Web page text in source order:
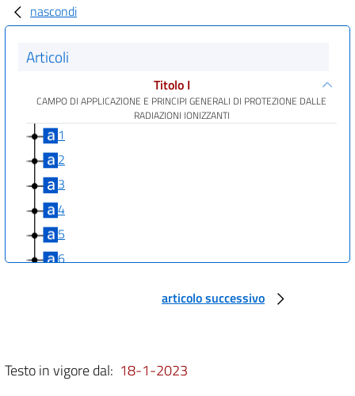
nascondi
Articoli
Titolo I
CAMPO DI APPLICAZIONE E PRINCIPI GENERALI DI PROTEZIONE DALLE
RADIAZIONI IONIZZANTI
1
2
3
4
5
6
DEFINIZIONI
8
articolo successivo
Testo in vigore dal: 18-1-2023